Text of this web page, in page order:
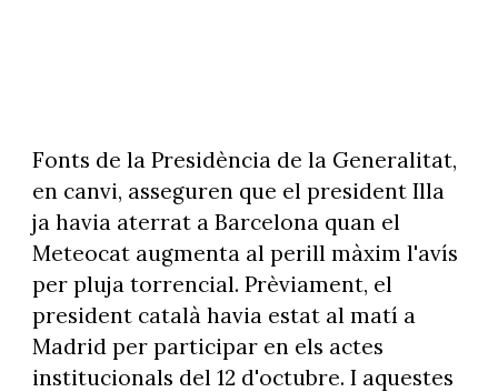
Fonts de la Presidència de la Generalitat,
en canvi, asseguren que el president Illa
ja havia aterrat a Barcelona quan el
Meteocat augmenta al perill màxim l'avís
per pluja torrencial. Prèviament, el
president català havia estat al matí a
Madrid per participar en els actes
institucionals del 12 d'octubre. I aquestes